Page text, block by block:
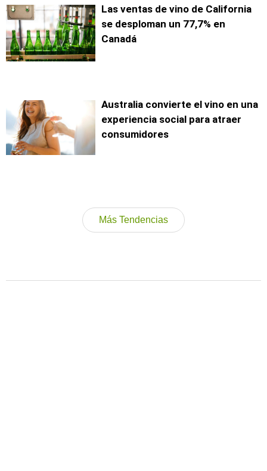
Las ventas de vino de California
se desploman un 77,7% en
Canadá
Australia convierte el vino en una
experiencia social para atraer
consumidores
Más Tendencias